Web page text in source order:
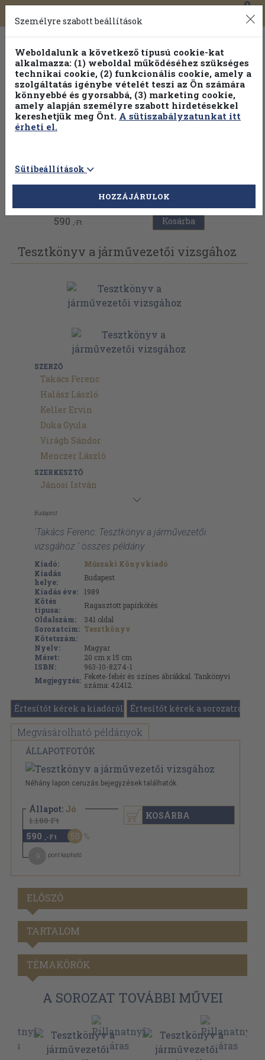
Toggle
navigation
0
Vissza az előző oldalra
590 ,-Ft Kosárba
Tesztkönyv a járművezetői vizsgához
SZERZŐ
Takács Ferenc
Halász László
Keller Ervin
Duka Gyula
Virágh Sándor
Menczer László
SZERKESZTŐ
Jánosi István
Budapest
'Takács Ferenc: Tesztkönyv a járművezetői
vizsgához ' összes példány
Kiadó:
Műszaki Könyvkiadó
Kiadás
helye:
Budapest
Kiadás éve:
1989
Kötés
típusa:
Ragasztott papírkötés
Oldalszám:
341 oldal
Sorozatcím: Tesztkönyv
Kötetszám:
Nyelv:
Magyar
Méret:
20 cm x 15 cm
ISBN:
963-10-8274-1
Megjegyzés: Fekete-fehér és színes ábrákkal. Tankönyvi
száma: 42412.
Értesítőt kérek a kiadóról Értesítőt kérek a sorozatról
Megvásárolható példányok
ÁLLAPOTFOTÓK
Néhány lapon ceruzás bejegyzések találhatók.
Állapot: Jó
1.180 Ft
590 ,-Ft 50
pont kapható
KOSÁRBA
ELŐSZÓ
TARTALOM
TÉMAKÖRÖK
A SOROZAT TOVÁBBI MŰVEI
Személyre szabott beállítások
Weboldalunk a következő típusú cookie-kat
alkalmazza: (1) weboldal működéséhez szükséges
technikai cookie, (2) funkcionális cookie, amely a
szolgáltatás igénybe vételét teszi az Ön számára
könnyebbé és gyorsabbá, (3) marketing cookie,
amely alapján személyre szabott hirdetésekkel
kereshetjük meg Önt. A sütiszabályzatunkat itt
érheti el.
Sütibeállítások
HOZZÁJÁRULOK